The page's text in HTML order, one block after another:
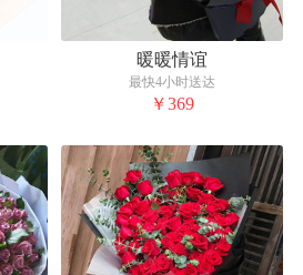
暖暖情谊
最快4小时送达
￥369